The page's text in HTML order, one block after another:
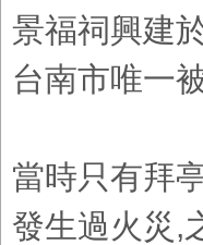
景福祠興建
台南市唯一
當時只有拜
發生過火災,